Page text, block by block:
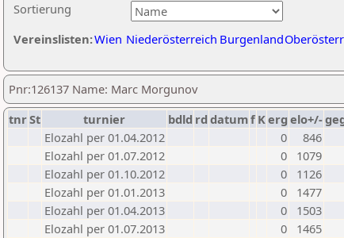
Sortierung
Vereinslisten:Wien Niederösterreich Burgenland
Pnr:126137 Name: Marc Morgunov
tnrSt turnier bdld rd datumf Kerg elo+/-
Elozahl per 01.04.2012
0
846
Elozahl per 01.07.2012
0
1079
Elozahl per 01.10.2012
0
1126
Elozahl per 01.01.2013
0
1477
Elozahl per 01.04.2013
0
1503
Elozahl per 01.07.2013
0
1465